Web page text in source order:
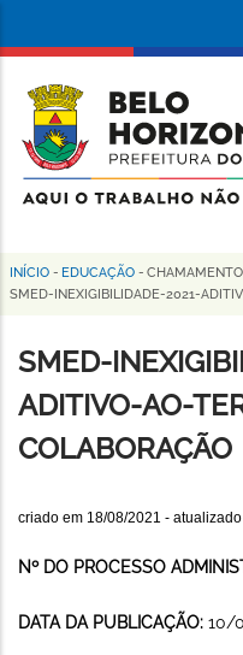
conteúdo
principal
da
Prefeitura
de
Horizonte
Trilha
navegação
INÍCIO - EDUCAÇÃO -
SMED-INEXIGIBILIDADE-2021-
SMED-
ADITIVO-AO-
COLABORAÇÃO
criado em 18/08/2021 -
Nº DO PROCESSO
DATA DA PUBLICAÇÃO: 10/